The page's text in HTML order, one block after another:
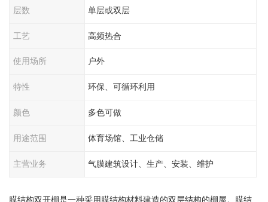
层数 单层或双层
工艺 高频热合
使用场所 户外
特性 环保、可循环利用
颜色 多色可做
用途范围 体育场馆、工业仓储
主营业务 气膜建筑设计、生产、安装、维护
膜结构双开棚是一种采用膜结构材料建造的双层结构的棚屋。膜结